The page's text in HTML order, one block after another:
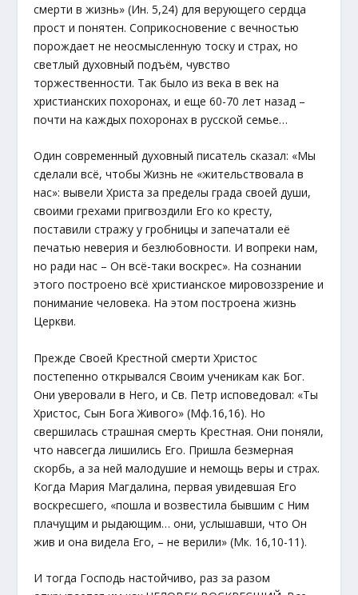
смерти в жизнь» (Ин. 5,24) для верующего сердца
прост и понятен. Соприкосновение с вечностью
порождает не неосмысленную тоску и страх, но
светлый духовный подъём, чувство
торжественности. Так было из века в век на
христианских похоронах, и еще 60-70 лет назад –
почти на каждых похоронах в русской семье…
Один современный духовный писатель сказал: «Мы
сделали всё, чтобы Жизнь не «жительствовала в
нас»: вывели Христа за пределы града своей души,
своими грехами пригвоздили Его ко кресту,
поставили стражу у гробницы и запечатали её
печатью неверия и безлюбовности. И вопреки нам,
но ради нас – Он всё-таки воскрес». На сознании
этого построено всё христианское мировоззрение и
понимание человека. На этом построена жизнь
Церкви.
Прежде Своей Крестной смерти Христос
постепенно открывался Своим ученикам как Бог.
Они уверовали в Него, и Св. Петр исповедовал: «Ты
Христос, Сын Бога Живого» (Мф.16,16). Но
свершилась страшная смерть Крестная. Они поняли,
что навсегда лишились Его. Пришла безмерная
скорбь, а за ней малодушие и немощь веры и страх.
Когда Мария Магдалина, первая увидевшая Его
воскресшего, «пошла и возвестила бывшим с Ним
плачущим и рыдающим… они, услышавши, что Он
жив и она видела Его, – не верили» (Мк. 16,10-11).
И тогда Господь настойчиво, раз за разом